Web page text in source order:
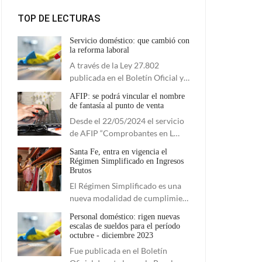
TOP DE LECTURAS
Servicio doméstico: que cambió con
la reforma laboral
A través de la Ley 27.802
publicada en el Boletín Oficial y…
AFIP: se podrá vincular el nombre
de fantasía al punto de venta
Desde el 22/05/2024 el servicio
de AFIP “Comprobantes en L…
Santa Fe, entra en vigencia el
Régimen Simplificado en Ingresos
Brutos
El Régimen Simplificado es una
nueva modalidad de cumplimie…
Personal doméstico: rigen nuevas
escalas de sueldos para el período
octubre - diciembre 2023
Fue publicada en el Boletín